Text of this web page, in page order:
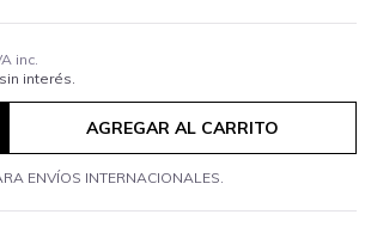
inc.
interés.
AGREGAR AL CARRITO
ENVÍOS INTERNACIONALES.